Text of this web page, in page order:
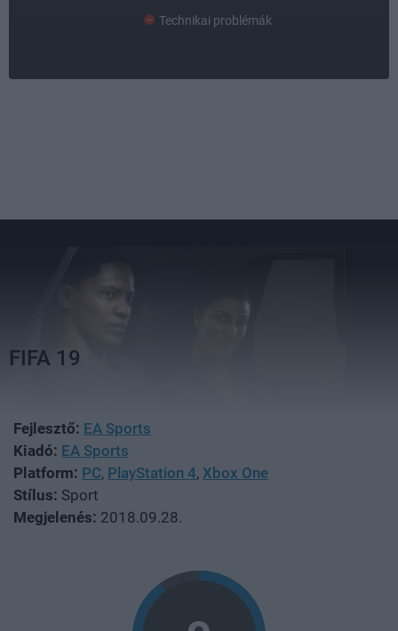
Technikai problémák
FIFA 19
Fejlesztő: EA Sports
Kiadó: EA Sports
Platform: PC, PlayStation 4, Xbox One
Stílus: Sport
Megjelenés: 2018.09.28.